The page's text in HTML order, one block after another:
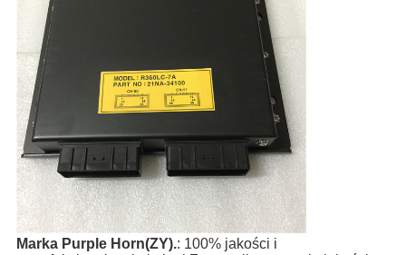
Marka Purple Horn(ZY).: 100% jakości i